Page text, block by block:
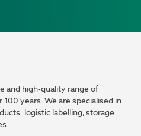
and high-quality range of
years. We are specialised in
logistic labelling, storage